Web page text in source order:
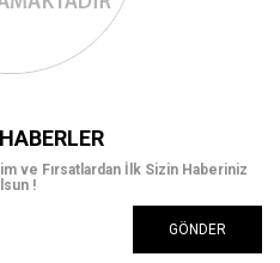
ve Fırsatlardan İlk Sizin Haberiniz
!
GÖNDER